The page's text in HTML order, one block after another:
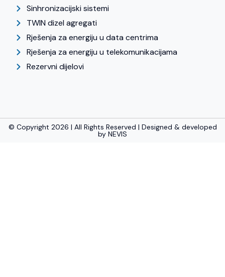
Sinhronizacijski sistemi
TWIN dizel agregati
Rješenja za energiju u data centrima
Rješenja za energiju u telekomunikacijama
Rezervni dijelovi
© Copyright 2026 | All Rights Reserved | Designed & developed
by NEVIS